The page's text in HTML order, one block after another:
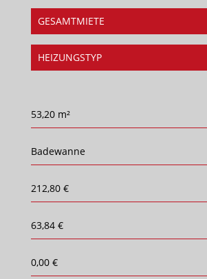
GESAMTMIETE
HEIZUNGSTYP
53,20 m²
Badewanne
212,80 €
63,84 €
0,00 €